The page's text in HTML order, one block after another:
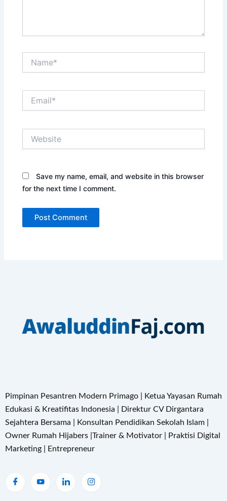
Save my name, email, and website in this browser
for the next time I comment.
Pimpinan Pesantren Modern Primago | Ketua Yayasan Rumah
Edukasi & Kreatifitas Indonesia | Direktur CV Dirgantara
Sejahtera Bersama | Konsultan Pendidikan Sekolah Islam |
Owner Rumah Hijabers |Trainer & Motivator | Praktisi Digital
Marketing | Entrepreneur